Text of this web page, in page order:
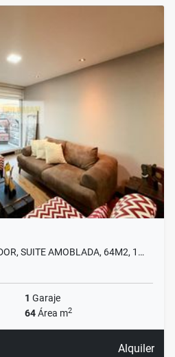
SUITE AMOBLADA, 64M2, 1…
1 Garaje
64Área m2
Alquiler